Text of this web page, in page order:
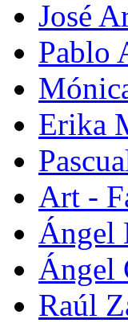
José
Pablo
Erika
Art -
Ángel
Ángel
Raúl